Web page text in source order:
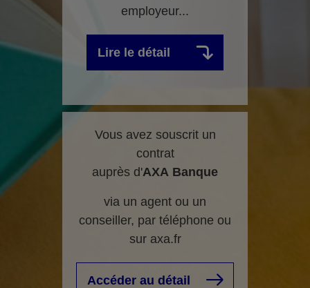
employeur...
Lire le détail
Vous avez souscrit un
contrat
auprès d'AXA Banque
via un agent ou un
conseiller, par téléphone ou
sur axa.fr
Accéder au détail